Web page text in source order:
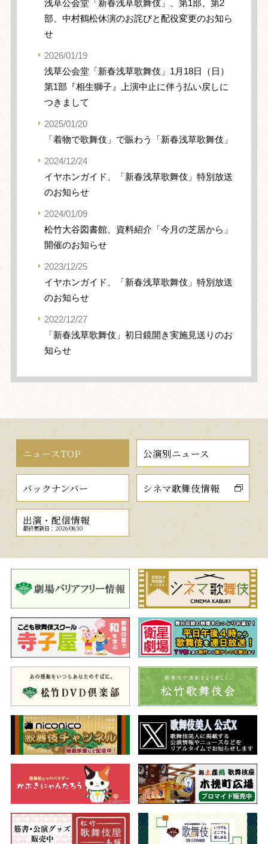
浅草公会堂「新春浅草歌舞伎」、第1部、第2
部、中村鶴松休演のお詫びと配役変更のお知ら
せ
2026/01/19
浅草公会堂「新春浅草歌舞伎」1月18日（日）
第1部『相生獅子』上演中止に伴う払い戻しに
つきまして
2025/01/20
「着物で歌舞伎」で賑わう「新春浅草歌舞伎」
2024/12/24
イヤホンガイド、「新春浅草歌舞伎」特別放送
のお知らせ
2024/01/09
松竹大谷図書館、資料紹介「今月の芝居から」
開催のお知らせ
2023/12/25
イヤホンガイド、「新春浅草歌舞伎」特別放送
のお知らせ
2022/12/27
「新春浅草歌舞伎」初日鏡開き実施見送りのお
知らせ
ニュースTOP 公演別ニュース
バックナンバー シネマ歌舞伎情報
出演・配信情報
最終更新日：2026/08/10